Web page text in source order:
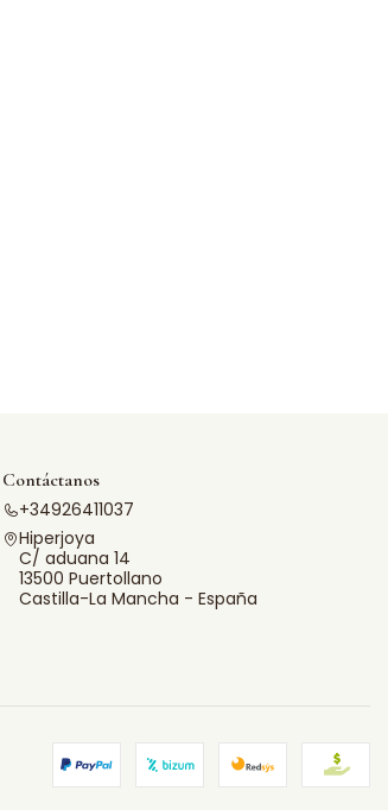
Contáctanos
+34926411037
Hiperjoya
C/ aduana 14
13500 Puertollano
Castilla-La Mancha - España